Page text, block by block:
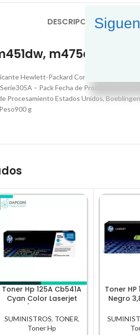
DESCRIPCIÓN
m475dw,
Hewlett-Packard
– Pack Fecha de
Procesamiento Estados Unidos,
g
Toner Hp 125A Cb541A
Cyan Color Laserjet
SUMINISTROS, TONER,
Toner Hp
Toner HP
Negro